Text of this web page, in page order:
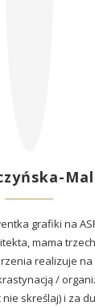
grafiki na
mama
realizuje
/
skreślaj) i za